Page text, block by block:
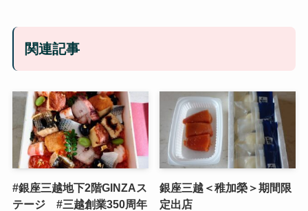
関連記事
#銀座三越地下2階GINZAス
テージ #三越創業350周年
銀座三越＜稚加榮＞期間限
定出店